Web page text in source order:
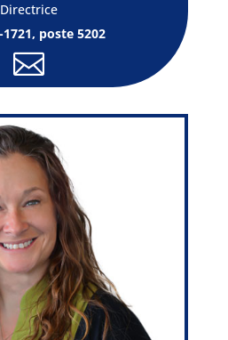
Directrice
1721, poste 5202
